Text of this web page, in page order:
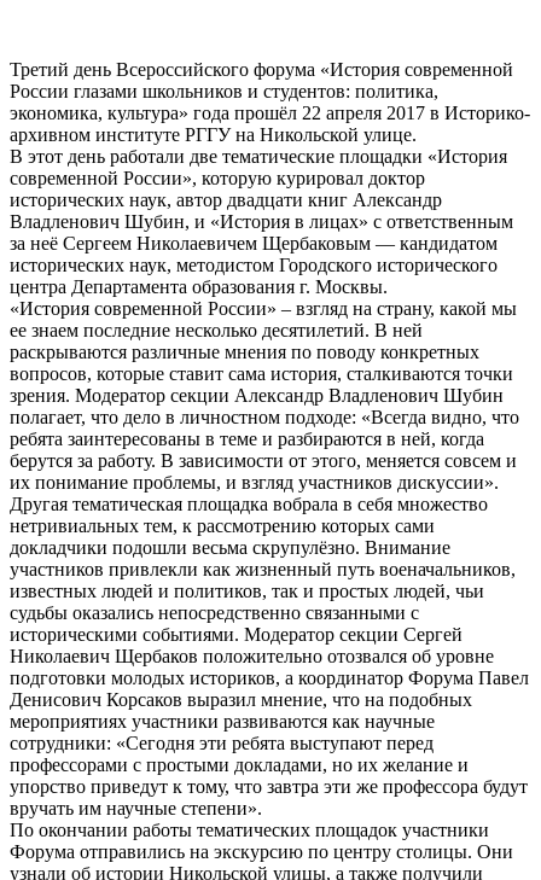
Третий день Всероссийского форума «История современной
России глазами школьников и студентов: политика,
экономика, культура» года прошёл 22 апреля 2017 в Историко-
архивном институте РГГУ на Никольской улице.
В этот день работали две тематические площадки «История
современной России», которую курировал доктор
исторических наук, автор двадцати книг Александр
Владленович Шубин, и «История в лицах» с ответственным
за неё Сергеем Николаевичем Щербаковым — кандидатом
исторических наук, методистом Городского исторического
центра Департамента образования г. Москвы.
«История современной России» – взгляд на страну, какой мы
ее знаем последние несколько десятилетий. В ней
раскрываются различные мнения по поводу конкретных
вопросов, которые ставит сама история, сталкиваются точки
зрения. Модератор секции Александр Владленович Шубин
полагает, что дело в личностном подходе: «Всегда видно, что
ребята заинтересованы в теме и разбираются в ней, когда
берутся за работу. В зависимости от этого, меняется совсем и
их понимание проблемы, и взгляд участников дискуссии».
Другая тематическая площадка вобрала в себя множество
нетривиальных тем, к рассмотрению которых сами
докладчики подошли весьма скрупулёзно. Внимание
участников привлекли как жизненный путь военачальников,
известных людей и политиков, так и простых людей, чьи
судьбы оказались непосредственно связанными с
историческими событиями. Модератор секции Сергей
Николаевич Щербаков положительно отозвался об уровне
подготовки молодых историков, а координатор Форума Павел
Денисович Корсаков выразил мнение, что на подобных
мероприятиях участники развиваются как научные
сотрудники: «Сегодня эти ребята выступают перед
профессорами с простыми докладами, но их желание и
упорство приведут к тому, что завтра эти же профессора будут
вручать им научные степени».
По окончании работы тематических площадок участники
Форума отправились на экскурсию по центру столицы. Они
узнали об истории Никольской улицы, а также получили